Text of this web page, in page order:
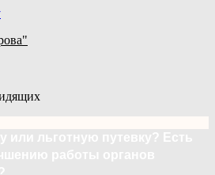
работы органов